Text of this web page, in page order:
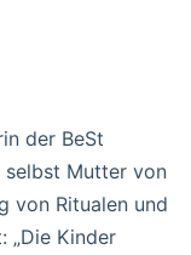
der BeSt
selbst Mutter von
von Ritualen und
„Die Kinder